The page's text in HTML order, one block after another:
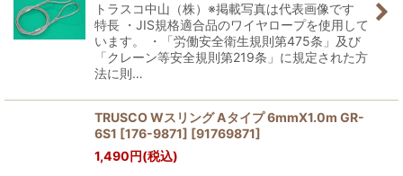
トラスコ中山（株）※掲載写真は代表画像です
特長 ・JIS規格適合品のワイヤロープを使用して
います。 ・「労働安全衛生規則第475条」及び
「クレーン等安全規則第219条」に規定された方
法に則…
TRUSCO Wスリング Aタイプ 6mmX1.0m GR-
6S1 [176-9871] [91769871]
1,490円(税込)